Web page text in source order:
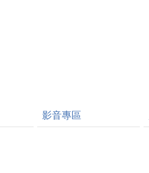
影音專區